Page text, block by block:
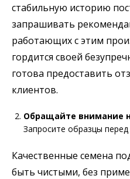
стабильную историю
запрашивать
работающих с этим
гордится своей
готова предоставить
клиентов.
Обращайте внимание
Запросите образцы перед
Качественные семена
быть чистыми, без